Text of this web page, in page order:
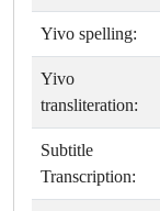
Yivo spelling:
Yivo
transliteration:
Subtitle
Transcription: